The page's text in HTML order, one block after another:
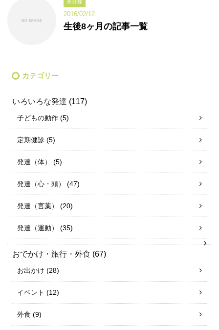
未分類
2016/02/12
生後8ヶ月の記事一覧
カテゴリー
いろいろな発達 (117)
子どもの動作 (5)
定期健診 (5)
発達（体） (5)
発達（心・頭） (47)
発達（言葉） (20)
発達（運動） (35)
おでかけ・旅行・外食 (67)
お出かけ (28)
イベント (12)
外食 (9)